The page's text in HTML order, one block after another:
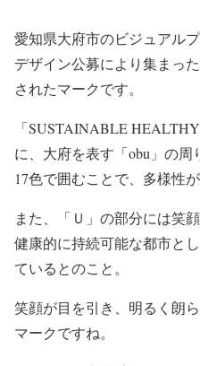
愛知県大府市のビジュアル
デザイン公募により集まっ
されたマークです。
「SUSTAINABLE
に、大府を表す「obu」の
17色で囲むことで、多様性
また、「Ｕ」の部分には笑
健康的に持続可能な都市と
ているとのこと。
笑顔が目を引き、明るく朗
マークですね。